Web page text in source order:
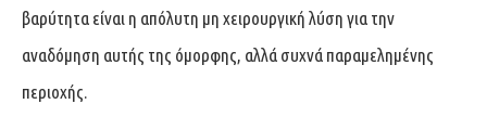
βαρύτητα είναι η απόλυτη μη χειρουργική λύση για την
αναδόμηση αυτής της όμορφης, αλλά συχνά παραμελημένης
περιοχής.